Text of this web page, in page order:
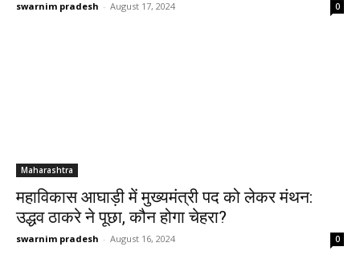
swarnim pradesh - August 17, 2024 0
Maharashtra
महाविकास आघाड़ी में मुख्यमंत्री पद को लेकर मंथन:
उद्धव ठाकरे ने पूछा, कौन होगा चेहरा?
swarnim pradesh - August 16, 2024 0